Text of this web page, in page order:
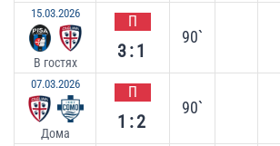
15.03.2026
В гостях
П
3:1
90`
07.03.2026
Дома
П
1:2
90`